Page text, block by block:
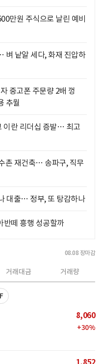
만원 주식으로 날린 예비
벼 낱알 세다, 화재 진압하
중고폰 주문량 2배 껑
추월
이란 리더십 증발… 최고
촌 재건축… 송파구, 직무
대출… 정부, 또 탕감하나
반떼 흥행 성공할까
08.08 장마감
거래대금 거래량
8,060
+30%